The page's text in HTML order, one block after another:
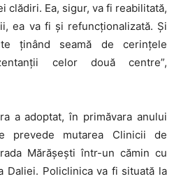
clădiri. Ea, sigur, va fi reabilitată,
ea va fi și refuncționalizată. Și
ținând seamă de cerințele
celor două centre”,
a adoptat, în primăvara anului
prevede mutarea Clinicii de
Mărăşeşti într-un cămin cu
Daliei. Policlinica va fi situată la